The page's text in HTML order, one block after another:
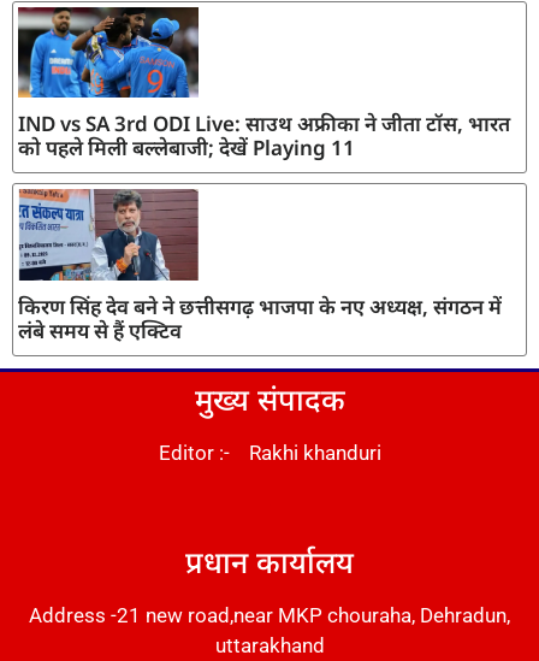
IND vs SA 3rd ODI Live: साउथ अफ्रीका ने जीता टॉस, भारत
को पहले मिली बल्लेबाजी; देखें Playing 11
किरण सिंह देव बने ने छत्तीसगढ़ भाजपा के नए अध्यक्ष, संगठन में
लंबे समय से हैं एक्टिव
मुख्य संपादक
Editor :- Rakhi khanduri
प्रधान कार्यालय
Address -21 new road,near MKP chouraha, Dehradun,
uttarakhand